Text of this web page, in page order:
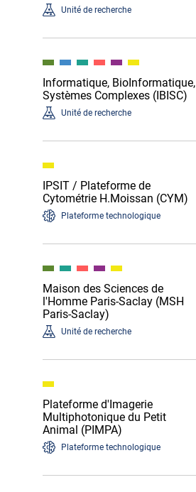
Unité de recherche
Informatique, BioInformatique,
Systèmes Complexes (IBISC)
Unité de recherche
IPSIT / Plateforme de
Cytométrie H.Moissan (CYM)
Plateforme technologique
Maison des Sciences de
l'Homme Paris-Saclay (MSH
Paris-Saclay)
Unité de recherche
Plateforme d'Imagerie
Multiphotonique du Petit
Animal (PIMPA)
Plateforme technologique